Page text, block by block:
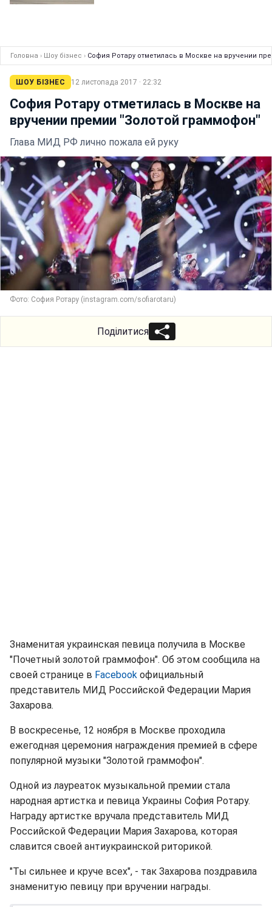
Головна › Шоу бізнес › София Ротару отметилась в Москве на вручении
ШОУ БІЗНЕС 12 листопада 2017 · 22:32
София Ротару отметилась в Москве на
вручении премии "Золотой граммофон"
Глава МИД РФ лично пожала ей руку
Фото: София Ротару (instagram.com/sofiarotaru)
Поділитися
Знаменитая украинская певица получила в Москве
"Почетный золотой граммофон". Об этом сообщила на
своей странице в Facebook официальный
представитель МИД Российской Федерации Мария
Захарова.
В воскресенье, 12 ноября в Москве проходила
ежегодная церемония награждения премией в сфере
популярной музыки "Золотой граммофон".
Одной из лауреаток музыкальной премии стала
народная артистка и певица Украины София Ротару.
Награду артистке вручала представитель МИД
Российской Федерации Мария Захарова, которая
славится своей антиукраинской риторикой.
"Ты сильнее и круче всех", - так Захарова поздравила
знаменитую певицу при вручении награды.